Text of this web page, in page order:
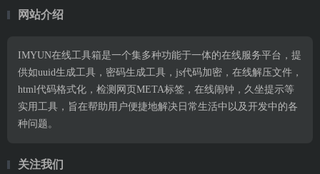
网站介绍
IMYUN在线工具箱是一个集多种功能于一体的在线服务平台，提
供如uuid生成工具，密码生成工具，js代码加密，在线解压文件，
html代码格式化，检测网页META标签，在线闹钟，久坐提示等
实用工具，旨在帮助用户便捷地解决日常生活中以及开发中的各
种问题。
关注我们